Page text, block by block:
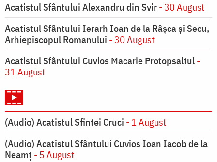
Acatistul Sfântului Alexandru din Svir- 30 August
Acatistul Sfântului Ierarh Ioan de la Râşca şi Secu,
Arhiepiscopul Romanului - 30 August
Acatistul Sfântului Cuvios Macarie Protopsaltul-
31 August
(Audio) Acatistul Sfintei Cruci - 1 August
(Audio) Acatistul Sfântului Cuvios Ioan Iacob de la
Neamț - 5 August